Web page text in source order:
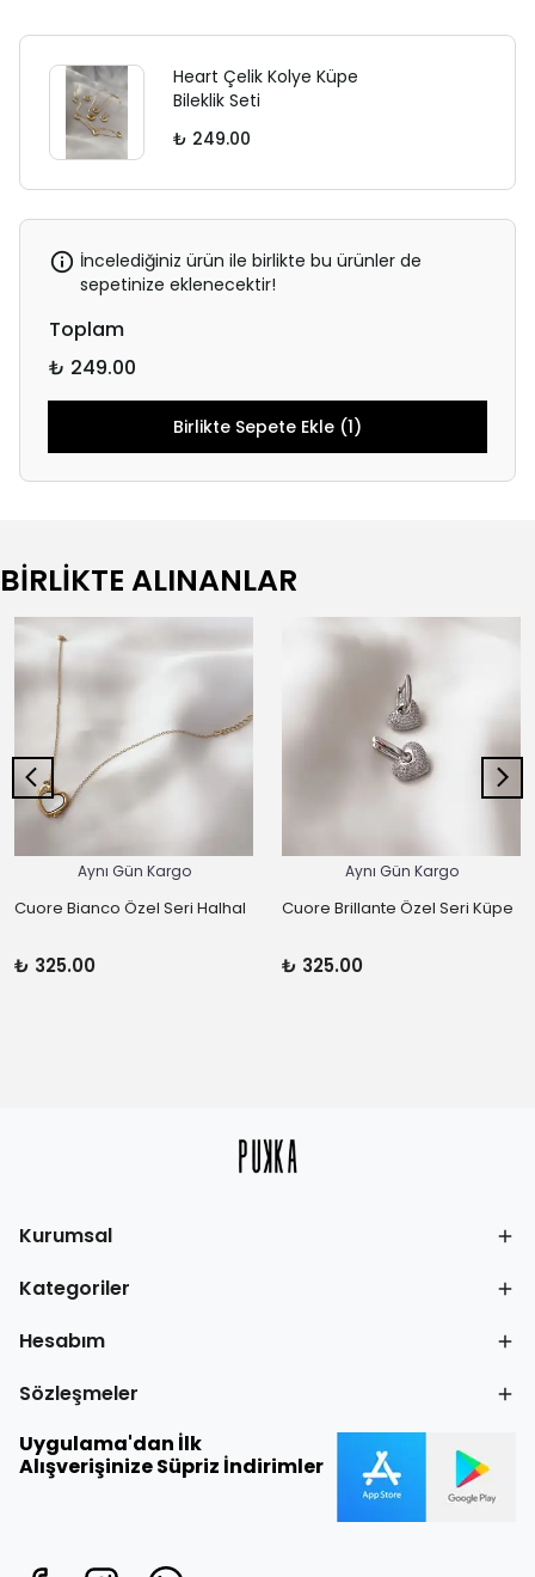
Heart Çelik Kolye Küpe
Bileklik Seti
₺ 249.00
İncelediğiniz ürün ile birlikte bu ürünler de
sepetinize eklenecektir!
Toplam
₺ 249.00
Birlikte Sepete Ekle (1)
BİRLİKTE ALINANLAR
Aynı Gün Kargo
Cuore Bianco Özel Seri Halhal
₺ 325.00
Aynı Gün Kargo
Cuore Brillante Özel Seri Küpe
₺ 325.00
Kurumsal
Kategoriler
Hesabım
Sözleşmeler
Uygulama'dan İlk
Alışverişinize Süpriz İndirimler